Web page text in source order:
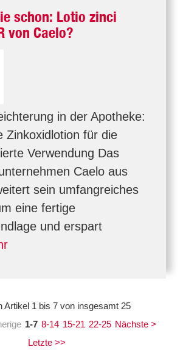
schon: Lotio zinci
von Caelo?
in der Apotheke:
Zinkoxidlotion für die
Verwendung Das
Caelo aus
sein umfangreiches
eine fertige
und erspart
Artikel 1 bis 7 von insgesamt 25
1-7 8-14 15-21 22-25 Nächste >
Letzte >>